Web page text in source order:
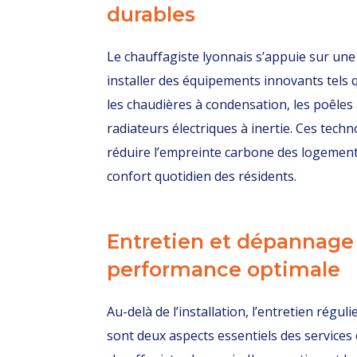
durables
Le chauffagiste lyonnais s’appuie sur
installer des équipements innovants tels
les chaudières à condensation, les
radiateurs électriques à inertie. Ces
réduire l’empreinte carbone des
confort quotidien des résidents.
Entretien et
performance optimale
Au-delà de l’installation, l’entretien
sont deux aspects essentiels des